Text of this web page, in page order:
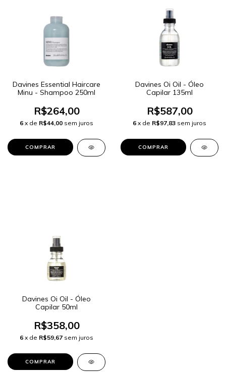
Davines Essential Haircare
Minu - Shampoo 250ml
R$264,00
6 x de R$44,00 sem juros
Davines Oi Oil - Óleo
Capilar 135ml
R$587,00
6 x de R$97,83 sem juros
Davines Oi Oil - Óleo
Capilar 50ml
R$358,00
6 x de R$59,67 sem juros